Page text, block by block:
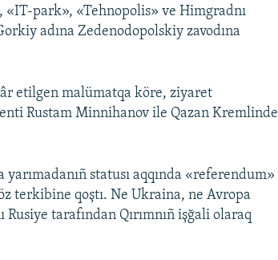
park», «Tehnopolis» ve Himgradnı
adına Zedenodopolskiy zavodına
etilgen malümatqa köre, ziyaret
Rustam Minnihanov ile Qazan Kremlinde
statusı aqqında «referendum»
terkibine qoştı. Ne Ukraina, ne Avropa
tarafından Qırımnıñ işğali olaraq